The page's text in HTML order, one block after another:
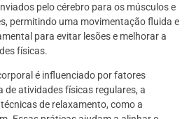
pelo cérebro para os músculos e
permitindo uma movimentação fluida e
para evitar lesões e melhorar a
físicas.
é influenciado por fatores
de atividades físicas regulares, a
de relaxamento, como a